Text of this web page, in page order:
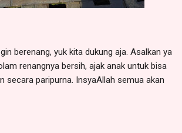
berenang, yuk kita dukung aja. Asalkan ya
renangnya bersih, ajak anak untuk bisa
secara paripurna. InsyaAllah semua akan